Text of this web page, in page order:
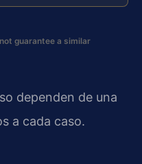
guarantee a similar
dependen de una
a cada caso.